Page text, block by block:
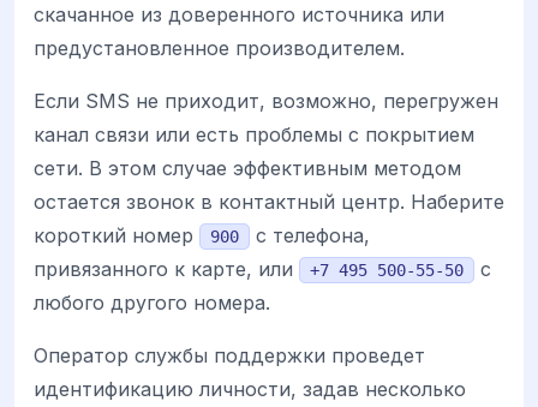
скачанное из доверенного источника или
предустановленное производителем.
Если SMS не приходит, возможно, перегружен
канал связи или есть проблемы с покрытием
сети. В этом случае эффективным методом
остается звонок в контактный центр. Наберите
короткий номер
900
с телефона,
привязанного к карте, или
+7 495 500-55-50
с
любого другого номера.
Оператор службы поддержки проведет
идентификацию личности, задав несколько